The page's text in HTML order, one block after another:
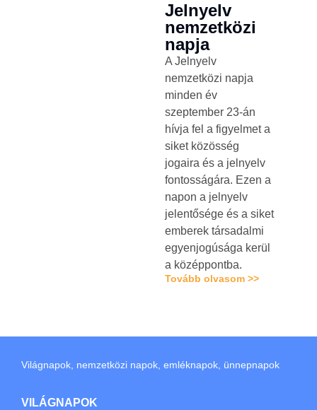
Jelnyelv
nemzetközi
napja
A Jelnyelv
nemzetközi napja
minden év
szeptember 23-án
hívja fel a figyelmet a
siket közösség
jogaira és a jelnyelv
fontosságára. Ezen a
napon a jelnyelv
jelentősége és a siket
emberek társadalmi
egyenjogúsága kerül
a középpontba.
Tovább olvasom >>
Világnapok, nemzetközi napok, emléknapok, ünnepnapok
VILÁGNAPOK